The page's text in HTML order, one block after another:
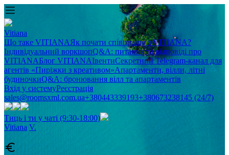
Vitiana
Що таке VITIANAЯк почати співпрацю з VITIANA?
Індивідуальний воркшопQ&A: питання та відповіді про
VITIANAБлог VITIANAІвентиСекретний Telegram-канал для
агентів «Пиріжки з креативом»Апартаменти, вілли, літні
будиночкиQ&A: бронювання вілл та апартаментів
Вхід у системуРеєстрація
sales@roomsxml.com.ua+380443339193+380673238145 (24/7)
Тиць і ти у чаті (9:30-18:00)
Vitiana V.